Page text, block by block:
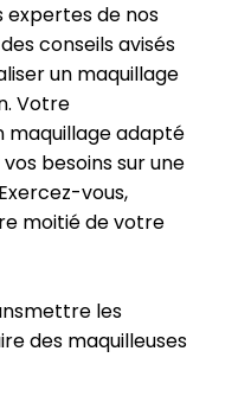
expertes de nos
conseils avisés
un maquillage
Votre
maquillage adapté
besoins sur une
vous,
moitié de votre
les
des maquilleuses